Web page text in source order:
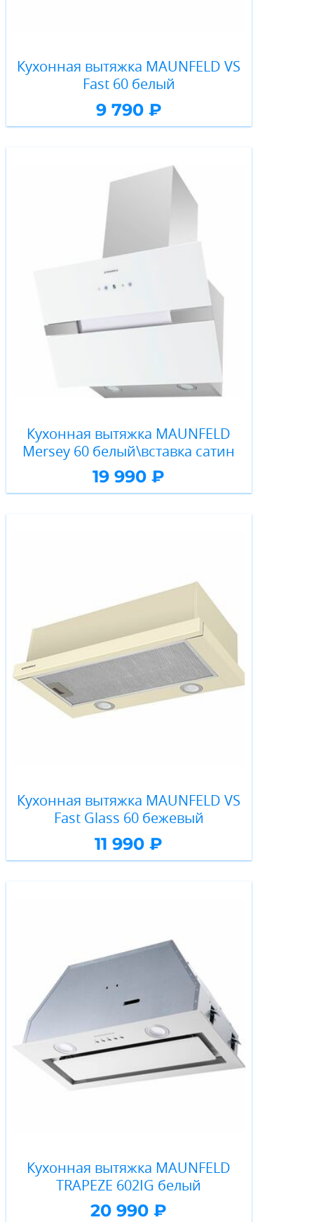
Кухонная вытяжка MAUNFELD VS
Fast 60 белый
9 790 ₽
Кухонная вытяжка MAUNFELD
Mersey 60 белый\вставка сатин
19 990 ₽
Кухонная вытяжка MAUNFELD VS
Fast Glass 60 бежевый
11 990 ₽
Кухонная вытяжка MAUNFELD
TRAPEZE 602IG белый
20 990 ₽